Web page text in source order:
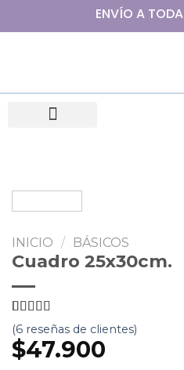
ENVÍO A TODA
INICIO / BÁSICOS
Cuadro 25x30cm.
5de
5
basado
en
6
valoración
de clientes
(6 reseñas de clientes)
$47.900